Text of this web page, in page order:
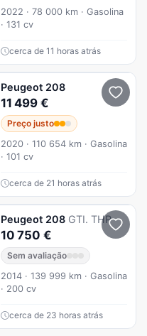
2022 · 78 000 km · Gasolina
· 131 cv
cerca de 11 horas atrás
Peugeot 208
11 499 €
Preço justo
2020 · 110 654 km · Gasolina
· 101 cv
cerca de 21 horas atrás
Peugeot 208 GTI. THP
10 750 €
Sem avaliação
2014 · 139 999 km · Gasolina
· 200 cv
cerca de 23 horas atrás